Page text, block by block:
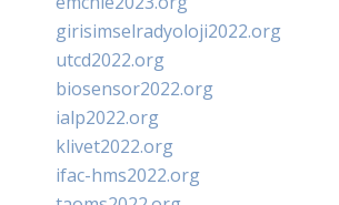
girisimselradyoloji2022.org
utcd2022.org
biosensor2022.org
ialp2022.org
klivet2022.org
ifac-hms2022.org